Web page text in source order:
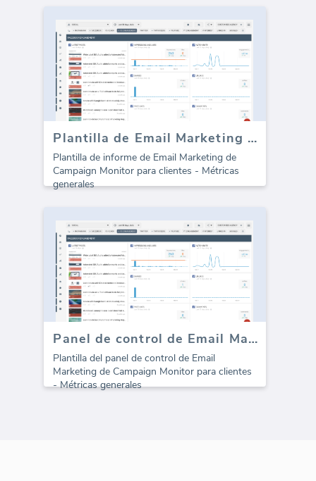
Plantilla de Email Marketing de CampaignMonitor (Informe)
Plantilla de informe de Email Marketing de
Campaign Monitor para clientes - Métricas
generales
Panel de control de Email Marketing de CampaignMonitor
Plantilla del panel de control de Email
Marketing de Campaign Monitor para clientes
- Métricas generales